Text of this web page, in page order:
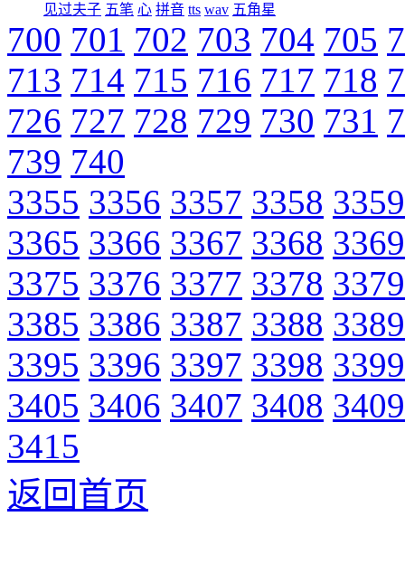
见过夫子 五笔 心 拼音 tts wav 五角星
700 701 702 703 704 705
713 714 715 716 717 718
726 727 728 729 730 731
739 740
3355 3356 3357 3358 3359
3365 3366 3367 3368 3369
3375 3376 3377 3378 3379
3385 3386 3387 3388 3389
3395 3396 3397 3398 3399
3405 3406 3407 3408 3409
3415
返回首页